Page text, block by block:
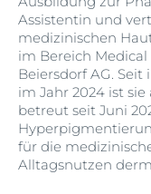
Assistentin und
medizinischen
im Bereich
Beiersdorf AG.
im Jahr 2024 ist
betreut seit Juni
für die
Alltagsnutzen